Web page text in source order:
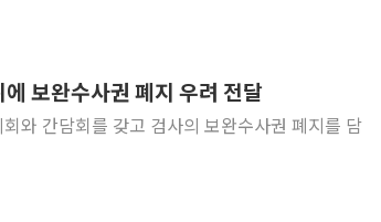
주한미군 "오산기지 누출, 백린 아닌 무해한
구미 폐염산처리업체서 불 2시간30여분만
보완수사권 폐지 우려 전달
와 간담회를 갖고 검사의 보완수사권 폐지를 담